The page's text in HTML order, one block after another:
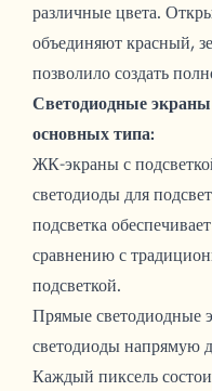
различные цвета.
объединяют красный,
позволило создать
Светодиодные
основных типа:
ЖК-экраны с
светодиоды для
подсветка
сравнению с
подсветкой.
Прямые светодиодные
светодиоды напрямую
Каждый пиксель